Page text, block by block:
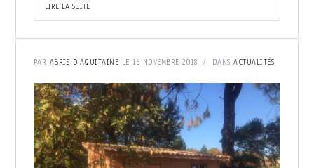
LIRE LA SUITE
PAR ABRIS D'AQUITAINE LE 16 NOVEMBRE 2018 DANSACTUALITÉS